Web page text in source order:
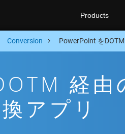
Products
Conversion PowerPoint を
経由
アプリ